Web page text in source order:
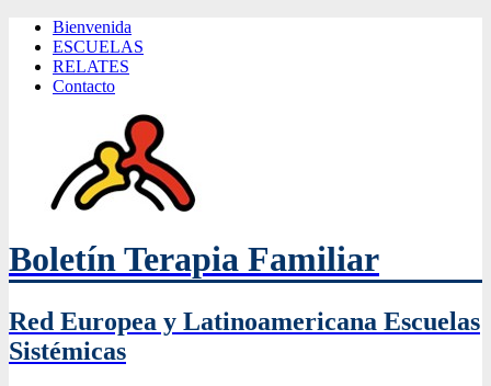
Bienvenida
ESCUELAS
RELATES
Contacto
Boletín Terapia Familiar
Red Europea y Latinoamericana Escuelas
Sistémicas